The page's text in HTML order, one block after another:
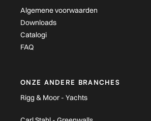
Algemene voorwaarden
Downloads
Catalogi
FAQ
ONZE ANDERE BRANCHES
Rigg & Moor - Yachts